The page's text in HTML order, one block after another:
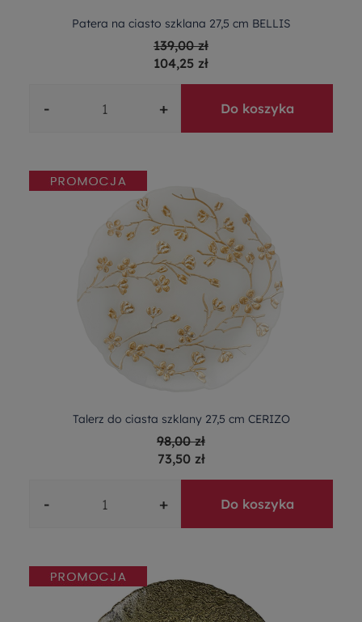
Patera na ciasto szklana 27,5 cm BELLIS
139,00 zł
104,25 zł
- + Do koszyka
Talerz do ciasta szklany 27,5 cm CERIZO
98,00 zł
73,50 zł
- + Do koszyka